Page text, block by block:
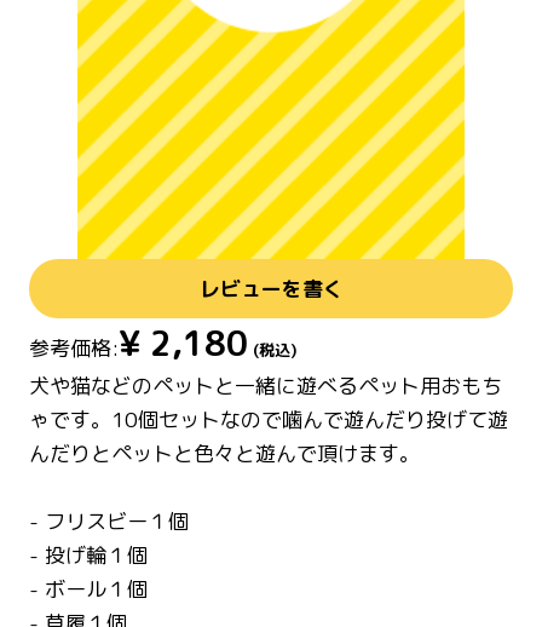
レビューを書く
参考価格:¥ 2,180 (税込)
犬や猫などのペットと一緒に遊べるペット用おもち
ゃです。10個セットなので噛んで遊んだり投げて遊
んだりとペットと色々と遊んで頂けます。
- フリスビー１個
- 投げ輪１個
- ボール１個